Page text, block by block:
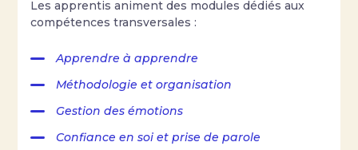
Les apprentis animent des modules dédiés aux
compétences transversales :
Apprendre à apprendre
Méthodologie et organisation
Gestion des émotions
Confiance en soi et prise de parole